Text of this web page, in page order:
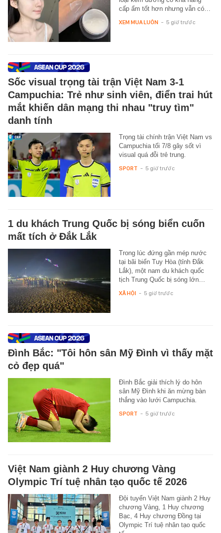
cấp ẩm tốt hơn nhưng vẫn có…
XEM MUA LUÔN - 5 giờ trước
Sốc visual trọng tài trận Việt Nam 3-1
Campuchia: Trẻ như sinh viên, điển trai hút
mắt khiến dân mạng thi nhau "truy tìm"
danh tính
Trọng tài chính trận Việt Nam vs
Campuchia tối 7/8 gây sốt vì
visual quá đỗi trẻ trung.
SPORT - 5 giờ trước
1 du khách Trung Quốc bị sóng biển cuốn
mất tích ở Đắk Lắk
Trong lúc đứng gần mép nước
tại bãi biển Tuy Hòa (tỉnh Đắk
Lắk), một nam du khách quốc
tịch Trung Quốc bị sóng lớn…
XÃ HỘI - 5 giờ trước
Đình Bắc: "Tôi hôn sân Mỹ Đình vì thấy mặt
cỏ đẹp quá"
Đình Bắc giải thích lý do hôn
sân Mỹ Đình khi ăn mừng bàn
thắng vào lưới Campuchia.
SPORT - 5 giờ trước
Việt Nam giành 2 Huy chương Vàng
Olympic Trí tuệ nhân tạo quốc tế 2026
Đội tuyển Việt Nam giành 2 Huy
chương Vàng, 1 Huy chương
Bạc, 4 Huy chương Đồng tại
Olympic Trí tuệ nhân tạo quốc